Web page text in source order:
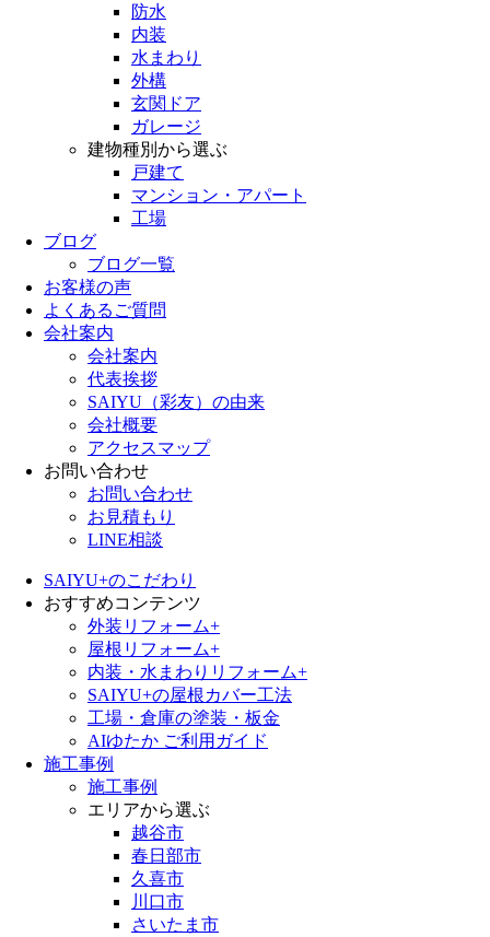
防水
内装
水まわり
外構
玄関ドア
ガレージ
建物種別から選ぶ
戸建て
マンション・アパート
工場
ブログ
ブログ一覧
お客様の声
よくあるご質問
会社案内
会社案内
代表挨拶
SAIYU（彩友）の由来
会社概要
アクセスマップ
お問い合わせ
お問い合わせ
お見積もり
LINE相談
SAIYU+のこだわり
おすすめコンテンツ
外装リフォーム+
屋根リフォーム+
内装・水まわりリフォーム+
SAIYU+の屋根カバー工法
工場・倉庫の塗装・板金
AIゆたか ご利用ガイド
施工事例
施工事例
エリアから選ぶ
越谷市
春日部市
久喜市
川口市
さいたま市